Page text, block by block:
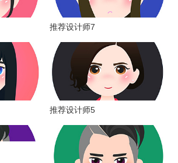
推荐设计师7
推荐设计师5